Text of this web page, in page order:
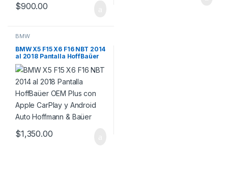
$900.00
BMW
BMW X5 F15 X6 F16 NBT 2014
al 2018 Pantalla HoffBaüer
OEM Plus con Apple CarPlay
y Android Auto Hoffmann &
Baüer
$1,350.00